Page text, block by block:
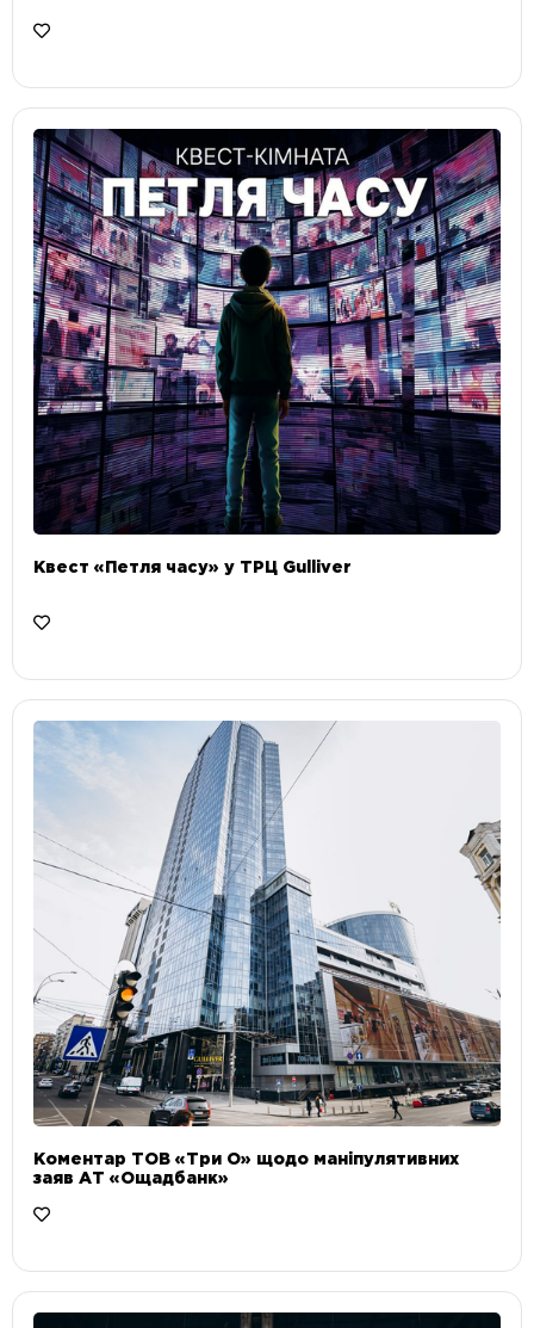
Квест «Петля часу» у ТРЦ Gulliver
Коментар ТОВ «Три О» щодо маніпулятивних
заяв АТ «Ощадбанк»